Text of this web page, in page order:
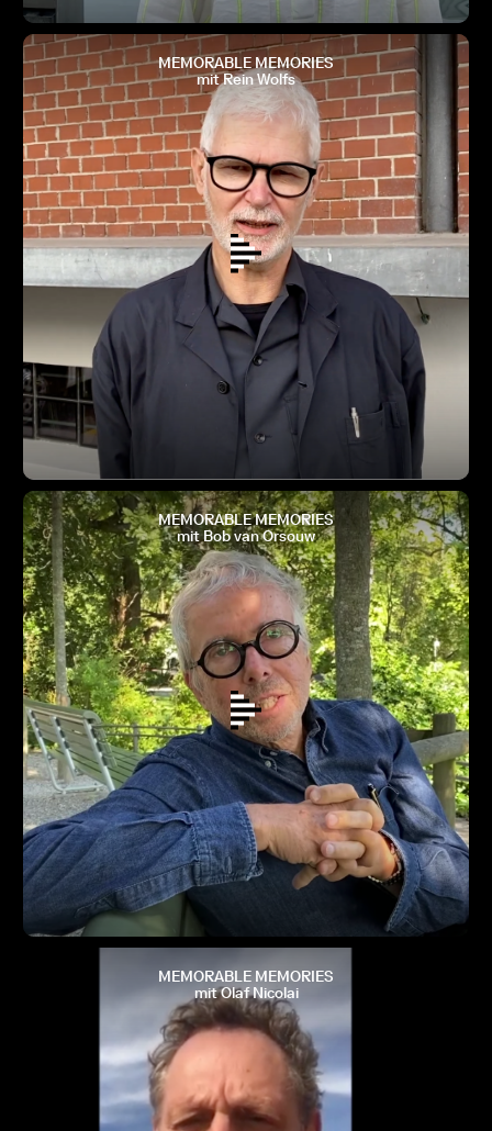
MEMORABLE MEMORIES
mit Rein Wolfs
MEMORABLE MEMORIES
mit Bob van Orsouw
MEMORABLE MEMORIES
mit Olaf Nicolai